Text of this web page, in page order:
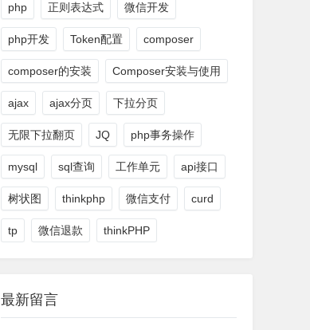
php 正则表达式 微信开发
php开发 Token配置 composer
composer的安装 Composer安装与使用
ajax ajax分页 下拉分页
无限下拉翻页 JQ php事务操作
mysql sql查询 工作单元 api接口
树状图 thinkphp 微信支付 curd
tp 微信退款 thinkPHP
最新留言